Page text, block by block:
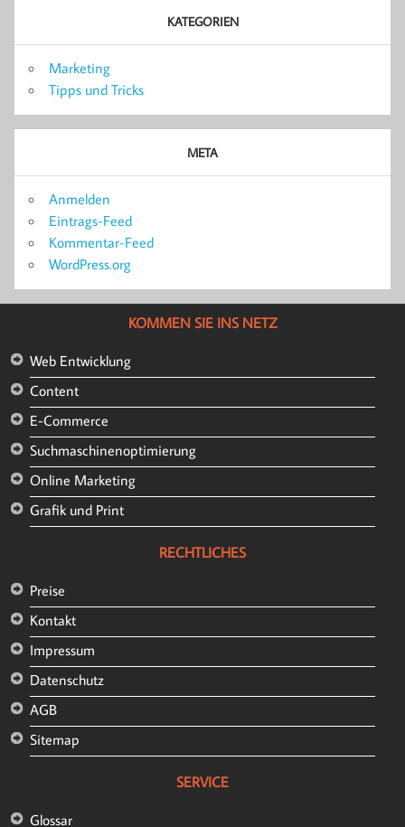
KATEGORIEN
Marketing
Tipps und Tricks
META
Anmelden
Eintrags-Feed
Kommentar-Feed
WordPress.org
KOMMEN SIE INS NETZ
Web Entwicklung
Content
E-Commerce
Suchmaschinenoptimierung
Online Marketing
Grafik und Print
RECHTLICHES
Preise
Kontakt
Impressum
Datenschutz
AGB
Sitemap
SERVICE
Glossar